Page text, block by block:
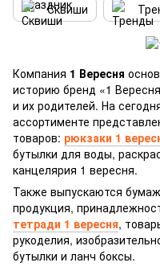
Сквиши
Компания 1 Вересня
историю бренд «1
и их родителей. На
ассортименте
товаров: рюкзаки 1
бутылки для воды,
канцелярия 1 вересня.
Также выпускаются
продукция,
тетради 1 вересня,
рукоделия,
бутылки и ланч боксы.